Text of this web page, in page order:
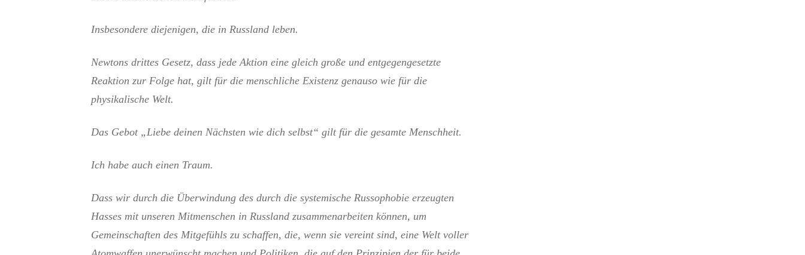
Insbesondere diejenigen, die in Russland leben.
Newtons drittes Gesetz, dass jede Aktion eine gleich große und entgegengesetzte
Reaktion zur Folge hat, gilt für die menschliche Existenz genauso wie für die
physikalische Welt.
Das Gebot „Liebe deinen Nächsten wie dich selbst“ gilt für die gesamte Menschheit.
Ich habe auch einen Traum.
Dass wir durch die Überwindung des durch die systemische Russophobie erzeugten
Hasses mit unseren Mitmenschen in Russland zusammenarbeiten können, um
Gemeinschaften des Mitgefühls zu schaffen, die, wenn sie vereint sind, eine Welt voller